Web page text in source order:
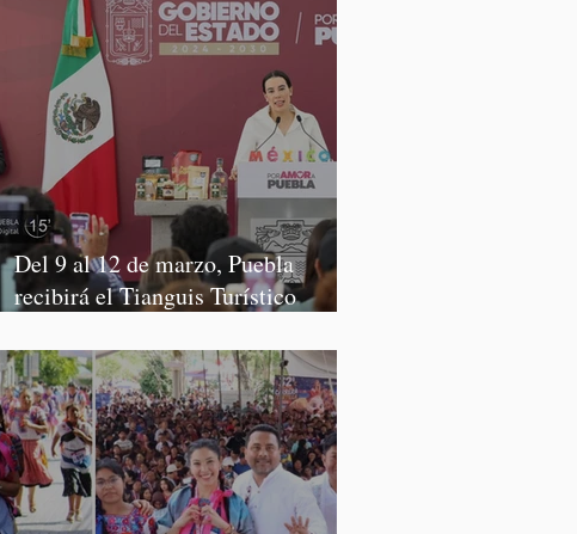
Del 9 al 12 de marzo, Puebla
recibirá el Tianguis Turístico